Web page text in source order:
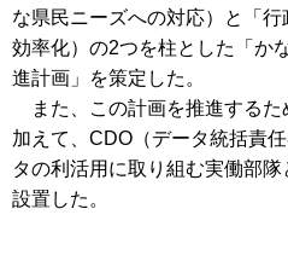
な県民ニーズへの対応）と「
効率化）の2つを柱とした「か
進計画」を策定した。
また、この計画を推進するた
加えて、CDO（データ統括責
タの利活用に取り組む実働部
設置した。